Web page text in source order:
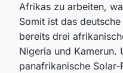
Afrikas zu arbeiten,
Somit ist das
bereits drei
Nigeria und Kamerun.
panafrikanische